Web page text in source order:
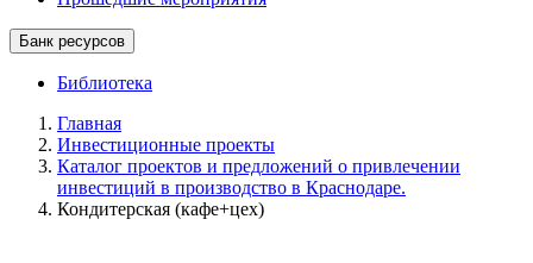
Банк ресурсов
Библиотека
Главная
Инвестиционные проекты
Каталог проектов и предложений о привлечении
инвестиций в производство в Краснодаре.
Кондитерская (кафе+цех)